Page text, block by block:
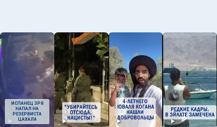
ИСПАНЕЦ ЗРЯ
НАПАЛ НА
РЕЗЕРВИСТА
ЦАХАЛА